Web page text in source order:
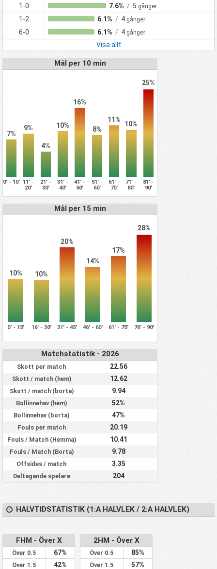
1-0 7.6% / 5 gånger
1-2 6.1% / 4 gånger
6-0 6.1% / 4 gånger
Visa allt
Mål per 10 min
7%
9%
4%
10%
16%
8%
11%
10%
25%
0' - 10' 11' -
20'
21' -
30'
31' -
40'
41' -
50'
51' -
60'
61' -
70'
71' -
80'
81' -
90'
Mål per 15 min
10% 10%
20%
14%
17%
28%
0' - 15' 16' - 30' 31' - 45' 46' - 60' 61' - 75' 76' - 90'
Matchstatistik - 2026
Skott per match 22.56
Skott / match (hem) 12.62
Skott / match (borta) 9.94
Bollinnehav (hem) 52%
Bollinnehav (borta) 47%
Fouls per match 20.19
Fouls / Match (Hemma) 10.41
Fouls / Match (Borta) 9.78
Offsides / match 3.35
Deltagande spelare 204
HALVTIDSTATISTIK (1:A HALVLEK / 2:A HALVLEK)
FHM - Över X
Över 0.5 67%
Över 1.5 42%
2HM - Över X
Över 0.5 85%
Över 1.5 57%